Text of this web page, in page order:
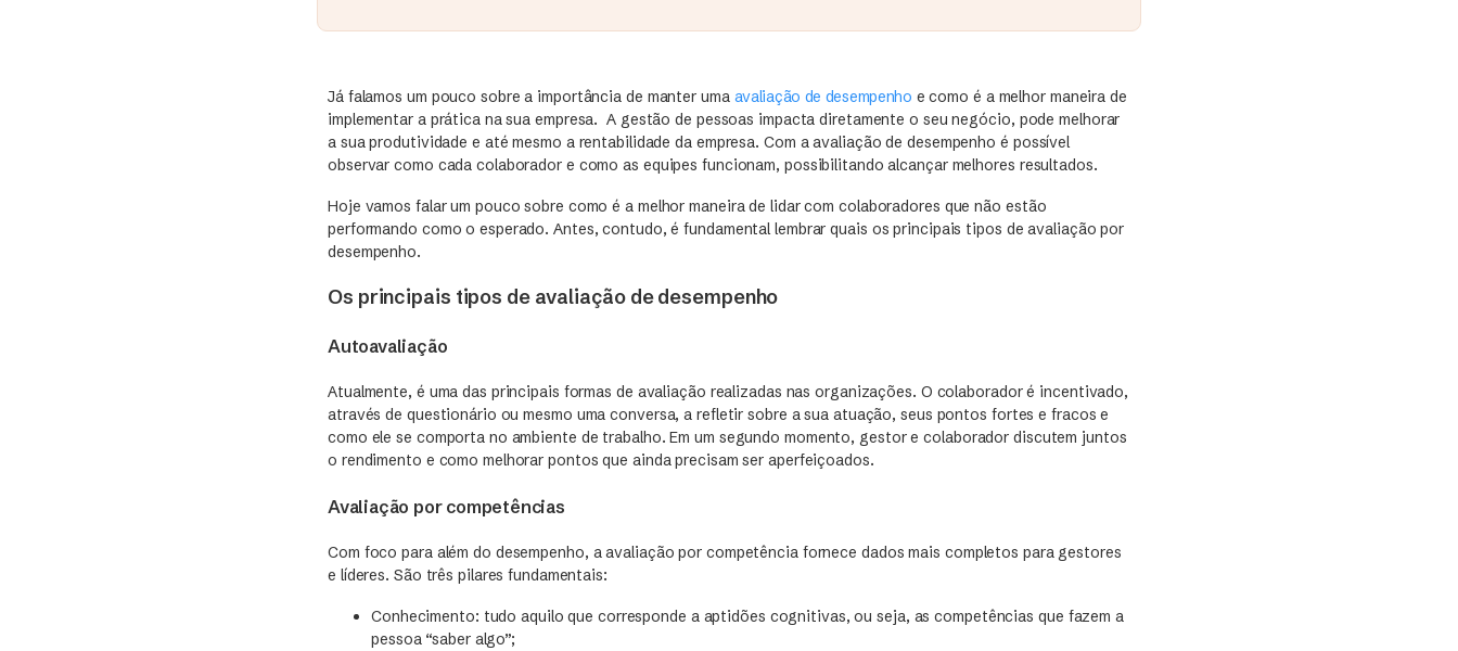
Já falamos um pouco sobre a importância de manter uma avaliação de desempenho e como é a melhor maneira de
implementar a prática na sua empresa. A gestão de pessoas impacta diretamente o seu negócio, pode melhorar
a sua produtividade e até mesmo a rentabilidade da empresa. Com a avaliação de desempenho é possível
observar como cada colaborador e como as equipes funcionam, possibilitando alcançar melhores resultados.
Hoje vamos falar um pouco sobre como é a melhor maneira de lidar com colaboradores que não estão
performando como o esperado. Antes, contudo, é fundamental lembrar quais os principais tipos de avaliação por
desempenho.
Os principais tipos de avaliação de desempenho
Autoavaliação
Atualmente, é uma das principais formas de avaliação realizadas nas organizações. O colaborador é incentivado,
através de questionário ou mesmo uma conversa, a refletir sobre a sua atuação, seus pontos fortes e fracos e
como ele se comporta no ambiente de trabalho. Em um segundo momento, gestor e colaborador discutem juntos
o rendimento e como melhorar pontos que ainda precisam ser aperfeiçoados.
Avaliação por competências
Com foco para além do desempenho, a avaliação por competência fornece dados mais completos para gestores
e líderes. São três pilares fundamentais:
Conhecimento: tudo aquilo que corresponde a aptidões cognitivas, ou seja, as competências que fazem a
pessoa “saber algo”;